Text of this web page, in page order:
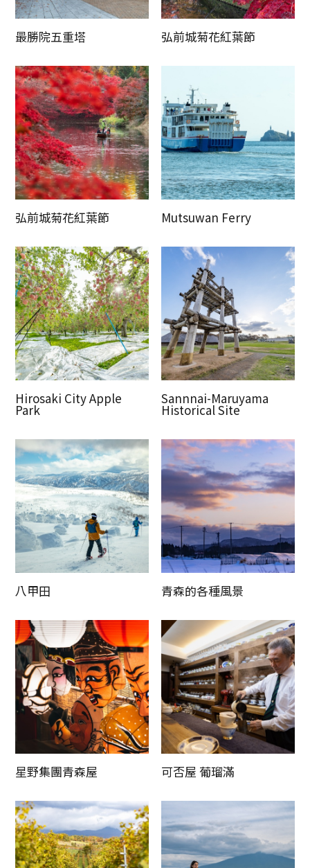
最勝院五重塔 弘前城菊花紅葉節
弘前城菊花紅葉節 Mutsuwan Ferry
Hirosaki City Apple
Park
Sannnai-Maruyama
Historical Site
八甲田 青森的各種風景
星野集團青森屋 可否屋 葡瑠滿